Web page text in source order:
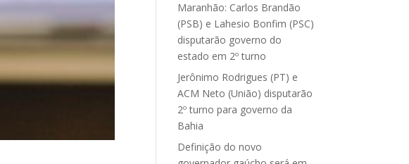
Maranhão: Carlos Brandão
(PSB) e Lahesio Bonfim (PSC)
disputarão governo do
estado em 2º turno
Jerônimo Rodrigues (PT) e
ACM Neto (União) disputarão
2º turno para governo da
Bahia
Definição do novo